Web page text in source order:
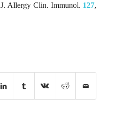
J. Allergy Clin. Immunol. 127,